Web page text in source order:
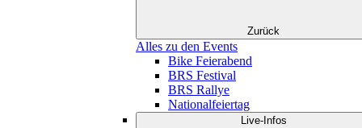
Zurück
Alles zu den Events
Bike Feierabend
BRS Festival
BRS Rallye
Nationalfeiertag
Live-Infos